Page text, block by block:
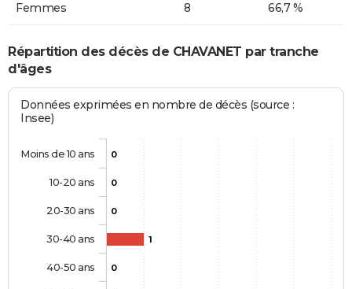
Femmes 8 66,7 %
Répartition des décès de CHAVANET par tranche
d'âges
Données exprimées en nombre de décès (source :
Insee)
0
0
0
1
0
Moins de 10 ans
10-20 ans
20-30 ans
30-40 ans
40-50 ans